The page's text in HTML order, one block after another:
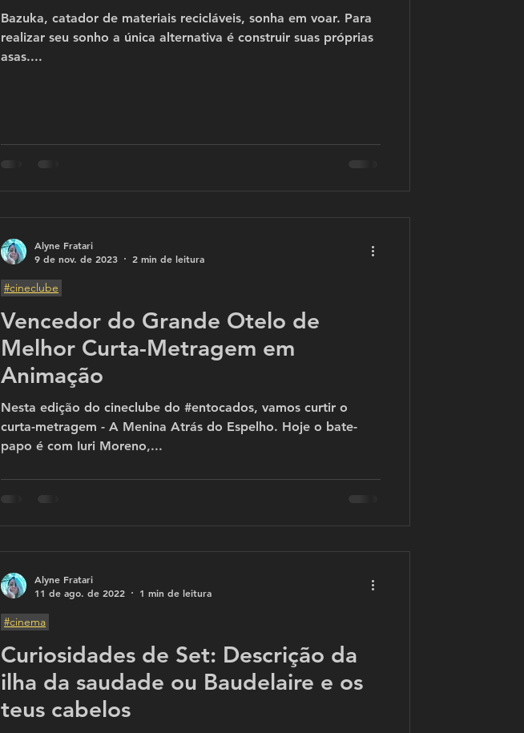
Bazuka, catador de materiais recicláveis, sonha em voar. Para
realizar seu sonho a única alternativa é construir suas próprias
asas....
Vencedor do Grande Otelo de
Melhor Curta-Metragem em
Animação
Nesta edição do cineclube do #entocados, vamos curtir o
curta-metragem - A Menina Atrás do Espelho. Hoje o bate-
papo é com Iuri Moreno,...
#cineclube
Alyne Fratari
9 de nov. de 2023
2 min de leitura
Curiosidades de Set: Descrição da
ilha da saudade ou Baudelaire e os
teus cabelos
#cinema
Alyne Fratari
11 de ago. de 2022
1 min de leitura